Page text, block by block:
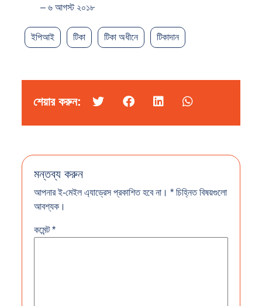
– ৬ আগস্ট ২০১৮
ইপিআই টিকা টিকা অধীনে টিকাদান
শেয়ার করুন:
মন্তব্য করুন
আপনার ই-মেইল এ্যাড্রেস প্রকাশিত হবে না। * চিহ্নিত বিষয়গুলো
আবশ্যক।
কমেন্ট*